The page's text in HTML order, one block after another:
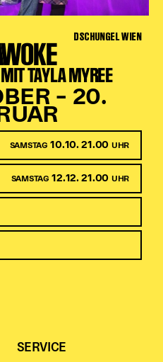
DSCHUNGEL WIEN
TAYLA MYREE
– 20.
SAMSTAG 10.10. 21.00 UHR
SAMSTAG 12.12. 21.00 UHR
SERVICE